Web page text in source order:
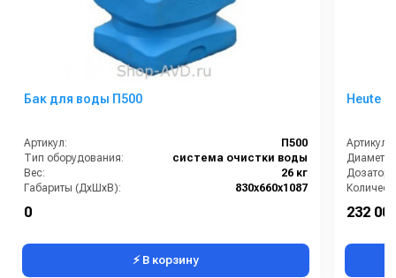
Бак для воды П500
Артикул:
П500
Тип оборудования:
система очистки воды
Вес:
26 кг
Габариты (ДхШхВ):
830х660х1087
0
⚡ В корзину
Heute
Артикул:
Дозатор
232